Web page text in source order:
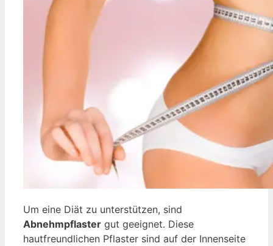
Um eine Diät zu unterstützen, sind
Abnehmpflaster gut geeignet. Diese
hautfreundlichen Pflaster sind auf der Innenseite